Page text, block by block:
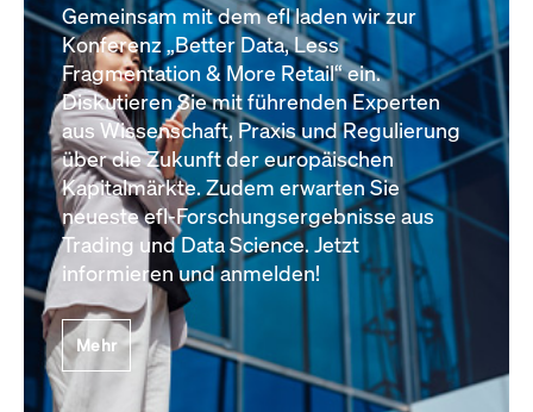
Gemeinsam mit dem efl laden wir zur
Konferenz „Better Data, Less
Fragmentation & More Retail“ ein.
Diskutieren Sie mit führenden Experten
aus Wissenschaft, Praxis und Regulierung
über die Zukunft der europäischen
Kapitalmärkte. Zudem erwarten Sie
neueste efl-Forschungsergebnisse aus
Trading und Data Science. Jetzt
informieren und anmelden!
Mehr